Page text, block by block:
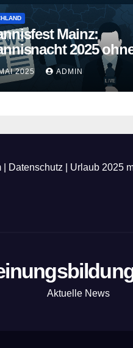
Mainz:
2025
2025 ADMIN
Datenschutz
Urlaub 2025
Aktuelle News